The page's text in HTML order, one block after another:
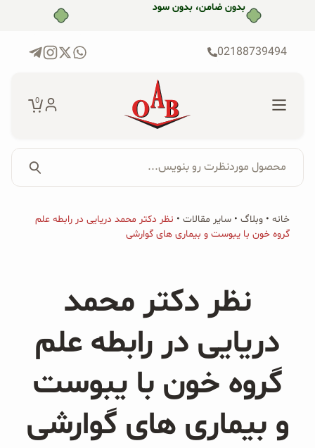
بدون ضامن، بدون سود
02188739494
0
برای:
جستجو...
پکیج‌ها
محصولات جو دوسر
پودر کیک جو دوسر
شیرین کننده های طبیعی
دانه چیا
محصول موردنظرت رو بنویس...
خانه • وبلاگ • سایر مقالات • نظر دکتر محمد دریایی در رابطه علم
گروه خون با یبوست و بیماری های گوارشی
نظر دکتر محمد
دریایی در رابطه علم
گروه خون با یبوست
و بیماری های گوارشی